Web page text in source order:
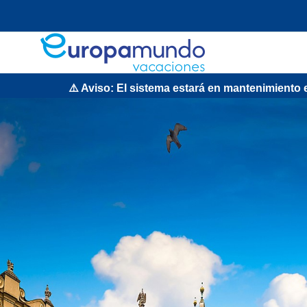
El sistema estará en mantenimiento el domingo 9 de